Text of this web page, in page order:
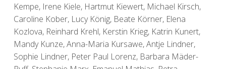
Kempe, Irene Kiele, Hartmut Kiewert, Michael Kirsch,
Caroline Kober, Lucy König, Beate Körner, Elena
Kozlova, Reinhard Krehl, Kerstin Krieg, Katrin Kunert,
Mandy Kunze, Anna-Maria Kursawe, Antje Lindner,
Sophie Lindner, Peter Paul Lorenz, Barbara Mäder-